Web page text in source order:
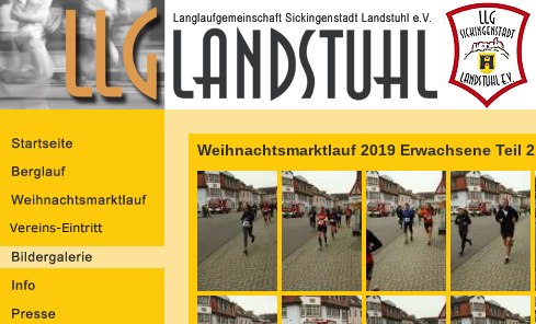
Weihnachtsmarktlauf 2019 Erwachsene Teil 2